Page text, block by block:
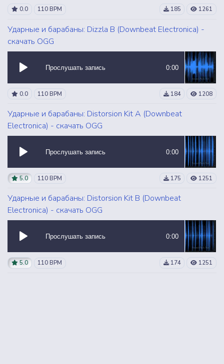
0.0 110 BPM 185 1261
Ударные и барабаны: Dizzla B (Downbeat Electronica) -
скачать OGG
Прослушать запись 0:00
0.0 110 BPM 184 1208
Ударные и барабаны: Distorsion Kit A (Downbeat
Electronica) - скачать OGG
Прослушать запись 0:00
5.0 110 BPM 175 1251
Ударные и барабаны: Distorsion Kit B (Downbeat
Electronica) - скачать OGG
Прослушать запись 0:00
5.0 110 BPM 174 1251